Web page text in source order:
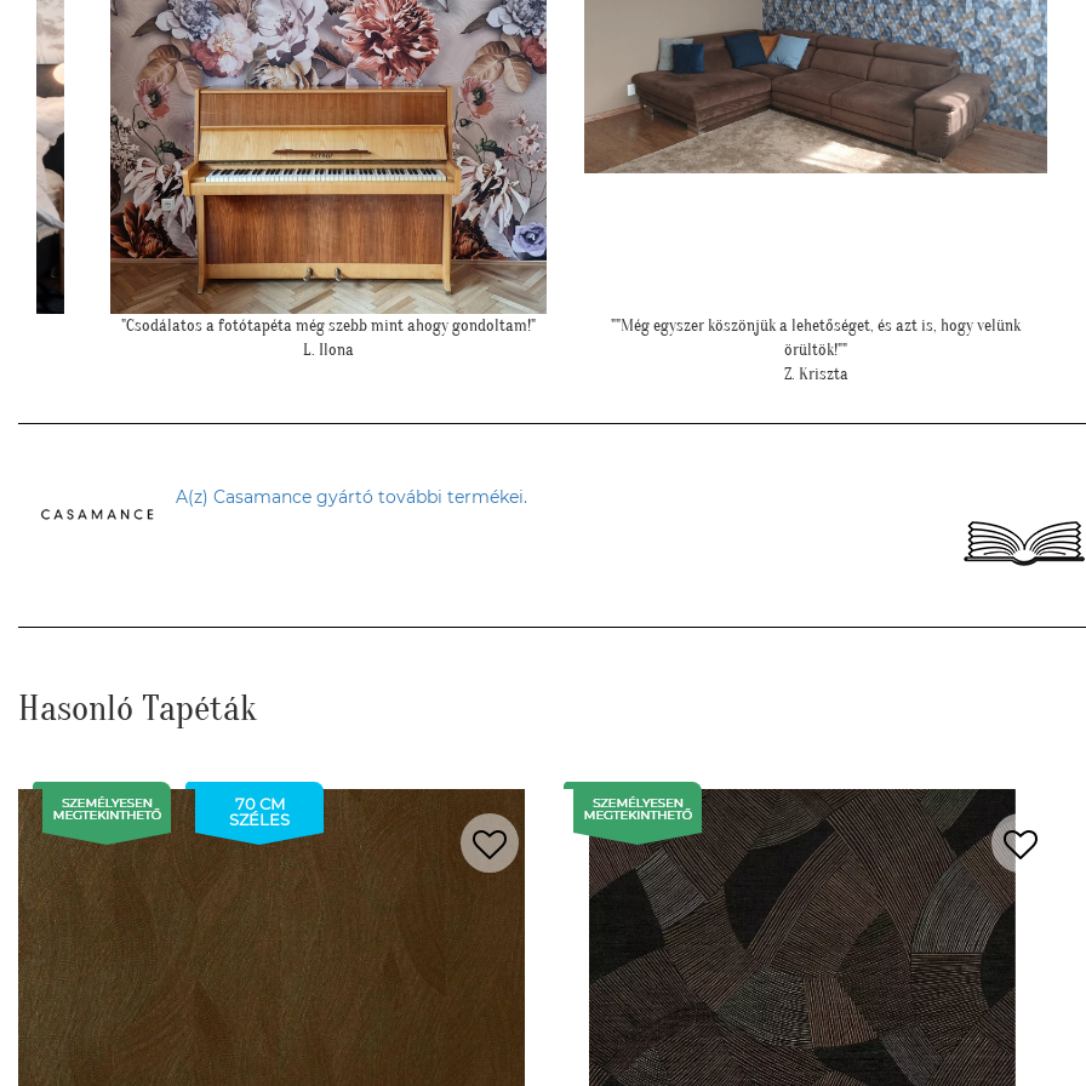
""Még egyszer köszönjük a lehetőséget, és azt is, hogy velünk
örültök!""
"Ilyen lett a lányom szobájában a gyönyörű cseresznye virágos
tapéta."
Cs. Andi
A(z) Casamance gyártó további termékei.
Hasonló Tapéták
70 CM
SZÉLES